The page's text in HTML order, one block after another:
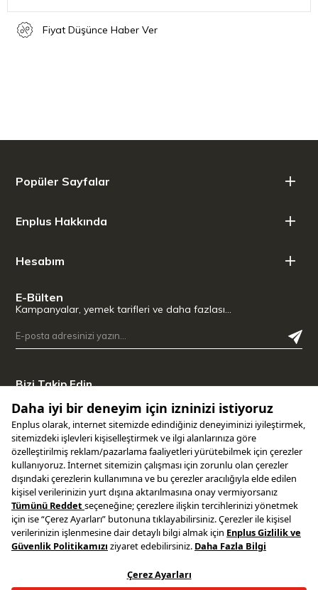
Fiyat Düşünce Haber Ver
Popüler Sayfalar
Enplus Hakkında
Hesabım
E-Bülten
Kampanyalar, yemek tarifleri ve daha fazlası…
Bizi Takip Edin
Uygulamamızı İndirin
Copyright © 2025 ENPLUS | Tüm hakları saklıdır.